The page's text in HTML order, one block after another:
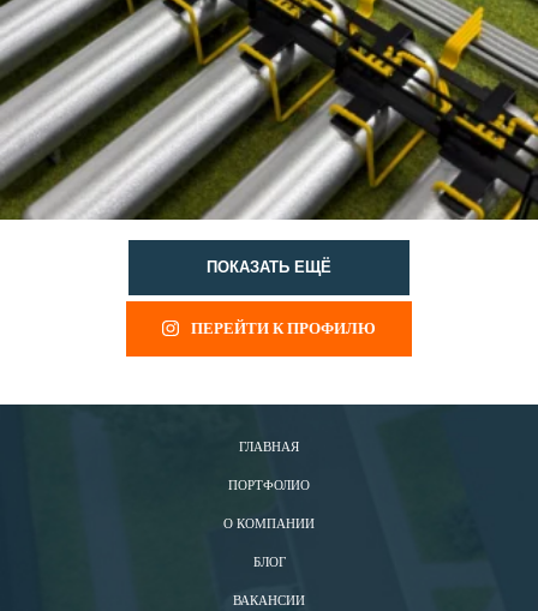
ПОКАЗАТЬ ЕЩЁ
ПЕРЕЙТИ К ПРОФИЛЮ
ГЛАВНАЯ
ПОРТФОЛИО
О КОМПАНИИ
БЛОГ
ВАКАНСИИ